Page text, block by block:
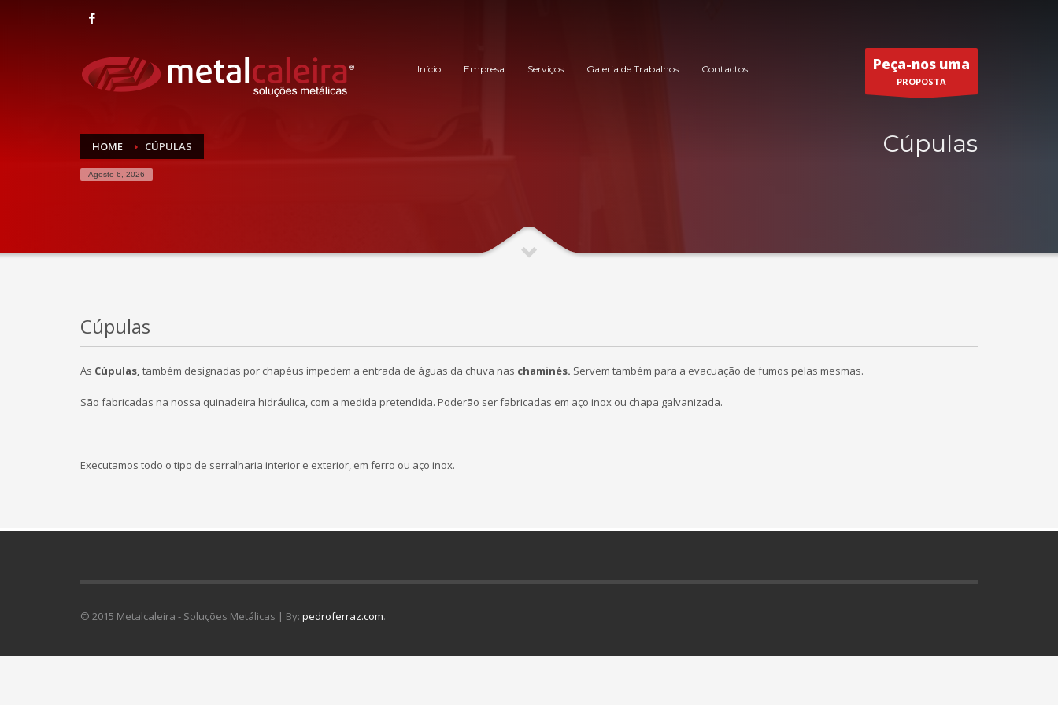
Início Empresa Serviços Galeria de Trabalhos Contactos Peça-nos uma
PROPOSTA
HOME CÚPULAS
Agosto 6, 2026
Cúpulas
Cúpulas
As Cúpulas, também designadas por chapéus impedem a entrada de águas da chuva nas chaminés. Servem também para a evacuação de fumos pelas mesmas.
São fabricadas na nossa quinadeira hidráulica, com a medida pretendida. Poderão ser fabricadas em aço inox ou chapa galvanizada.
Executamos todo o tipo de serralharia interior e exterior, em ferro ou aço inox.
© 2015 Metalcaleira - Soluções Metálicas | By: pedroferraz.com.